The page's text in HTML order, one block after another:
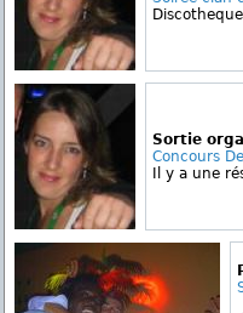
Sortie
Concours
Il y a une